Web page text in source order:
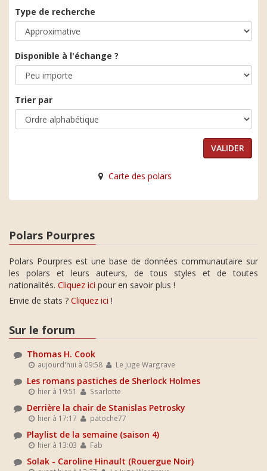
Type de recherche
Disponible à l'échange ?
Trier par
Carte des polars
Polars Pourpres
Polars Pourpres est une base de données communautaire sur
les polars et leurs auteurs, de tous styles et de toutes
nationalités. Cliquez ici pour en savoir plus !
Envie de stats ? Cliquez ici !
Sur le forum
Thomas H. Cook
aujourd'hui à 09:58 Le Juge Wargrave
Les romans pastiches de Sherlock Holmes
hier à 19:51 Ssarlotte
Derrière la chair de Stanislas Petrosky
hier à 17:17 patoche77
Playlist de la semaine (saison 4)
hier à 13:03 Fab
Solak - Caroline Hinault (Rouergue Noir)